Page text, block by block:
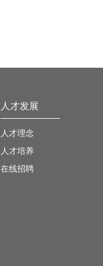
人才发展
人才理念
人才培养
在线招聘